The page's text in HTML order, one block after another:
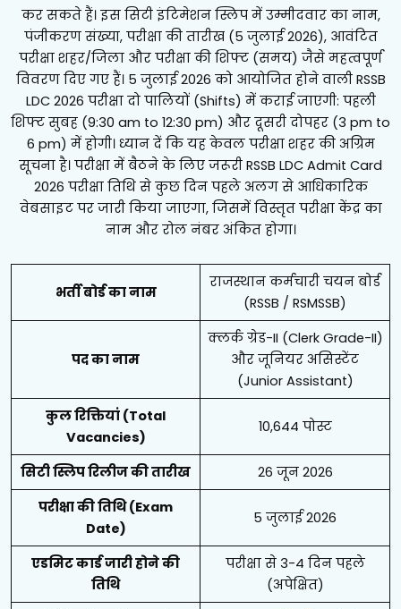
कर सकते हैं। इस सिटी इंटिमेशन स्लिप में उम्मीदवार का नाम,
पंजीकरण संख्या, परीक्षा की तारीख (5 जुलाई 2026), आवंटित
परीक्षा शहर/जिला और परीक्षा की शिफ्ट (समय) जैसे महत्वपूर्ण
विवरण दिए गए हैं। 5 जुलाई 2026 को आयोजित होने वाली RSSB
LDC 2026 परीक्षा दो पालियों (Shifts) में कराई जाएगी: पहली
शिफ्ट सुबह (9:30 am to 12:30 pm) और दूसरी दोपहर (3 pm to
6 pm) में होगी। ध्यान दें कि यह केवल परीक्षा शहर की अग्रिम
सूचना है। परीक्षा में बैठने के लिए जरूरी RSSB LDC Admit Card
2026 परीक्षा तिथि से कुछ दिन पहले अलग से आधिकारिक
वेबसाइट पर जारी किया जाएगा, जिसमें विस्तृत परीक्षा केंद्र का
नाम और रोल नंबर अंकित होगा।
भर्ती बोर्ड का नाम
राजस्थान कर्मचारी चयन बोर्ड
(RSSB / RSMSSB)
पद का नाम
क्लर्क ग्रेड-II (Clerk Grade-II)
और जूनियर असिस्टेंट
(Junior Assistant)
कुल रिक्तियां (Total
Vacancies)
10,644 पोस्ट
सिटी स्लिप रिलीज की तारीख
26 जून 2026
परीक्षा की तिथि (Exam
Date)
5 जुलाई 2026
एडमिट कार्ड जारी होने की
तिथि
परीक्षा से 3-4 दिन पहले
(अपेक्षित)